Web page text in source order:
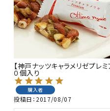
商品カテゴリー
お酒別オススメ
お問い合わせ
ご利用ガイド
【神戸ナッツキャラメリゼプレ
０個入り
購入者
投稿日 2017/08/07